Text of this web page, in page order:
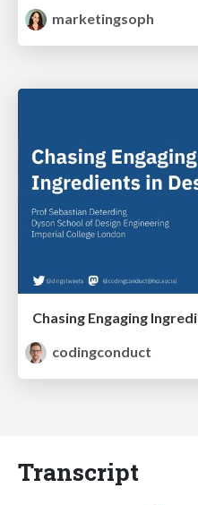
marketingsoph
Chasing Engaging
codingconduct
Transcript